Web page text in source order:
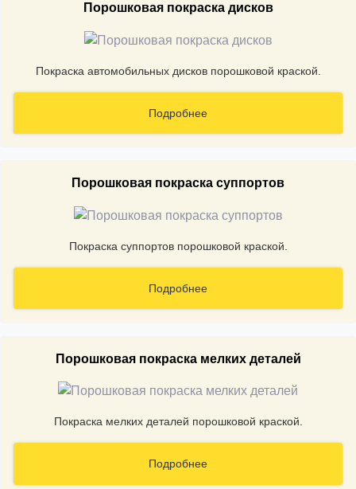
Порошковая покраска дисков
Покраска автомобильных дисков порошковой краской.
Подробнее
Порошковая покраска суппортов
Покраска суппортов порошковой краской.
Подробнее
Порошковая покраска мелких деталей
Покраска мелких деталей порошковой краской.
Подробнее